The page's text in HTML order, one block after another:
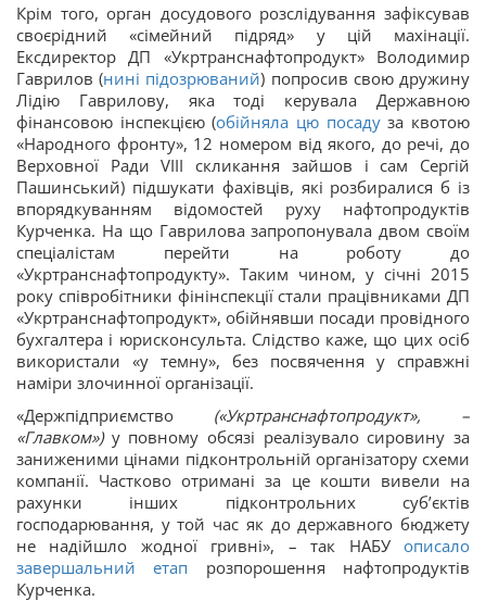
Крім того, орган досудового розслідування зафіксував
своєрідний «сімейний підряд» у цій махінації.
Ексдиректор ДП «Укртранснафтопродукт» Володимир
Гаврилов (нині підозрюваний) попросив свою дружину
Лідію Гаврилову, яка тоді керувала Державною
фінансовою інспекцією (обійняла цю посадуза квотою
«Народного фронту», 12 номером від якого, до речі, до
Верховної Ради VIII скликання зайшов і сам Сергій
Пашинський) підшукати фахівців, які розбиралися б із
впорядкуванням відомостей руху нафтопродуктів
Курченка. На що Гаврилова запропонувала двом своїм
спеціалістам перейти на роботу до
«Укртранснафтопродукту». Таким чином, у січні 2015
року співробітники фінінспекції стали працівниками ДП
«Укртранснафтопродукт», обійнявши посади провідного
бухгалтера і юрисконсульта. Слідство каже, що цих осіб
використали «у темну», без посвячення у справжні
наміри злочинної організації.
«Держпідприємство («Укртранснафтопродукт», –
«Главком»)у повному обсязі реалізувало сировину за
заниженими цінами підконтрольній організатору схеми
компанії. Частково отримані за це кошти вивели на
рахунки інших підконтрольних суб’єктів
господарювання, у той час як до державного бюджету
не надійшло жодної гривні», – так НАБУ описало
завершальний етап розпорошення нафтопродуктів
Курченка.